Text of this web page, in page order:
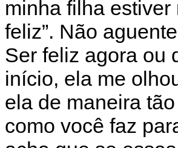
minha filha
feliz”. Não
Ser feliz agora ou
início, ela me
ela de maneira
como você faz